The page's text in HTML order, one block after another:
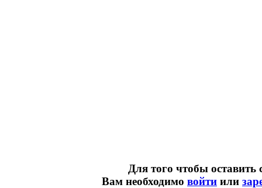
Для того чтобы оставить
Вам необходимо войти или